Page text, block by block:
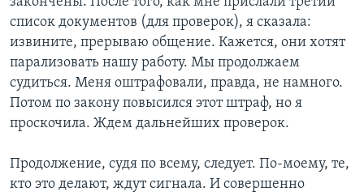
список документов (для проверок), я сказала:
извините, прерываю общение. Кажется, они хотят
парализовать нашу работу. Мы продолжаем
судиться. Меня оштрафовали, правда, не намного.
Потом по закону повысился этот штраф, но я
проскочила. Ждем дальнейших проверок.
Продолжение, судя по всему, следует. По-моему, те,
кто это делают, ждут сигнала. И совершенно